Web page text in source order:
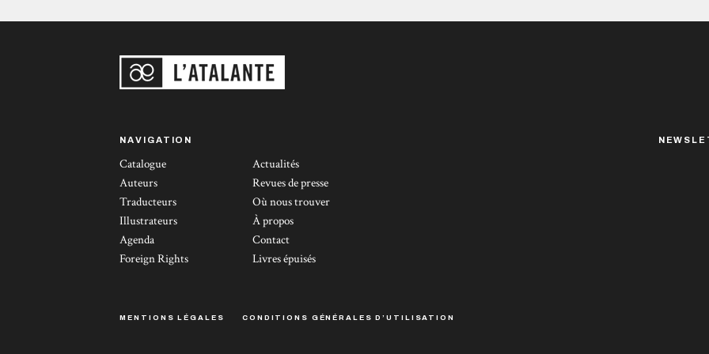
NAVIGATION
Catalogue
Auteurs
Traducteurs
Illustrateurs
Agenda
Foreign Rights
Actualités
Revues de presse
Où nous trouver
À propos
Contact
Livres épuisés
MENTIONS LÉGALES CONDITIONS GÉNÉRALES D’UTILISATION